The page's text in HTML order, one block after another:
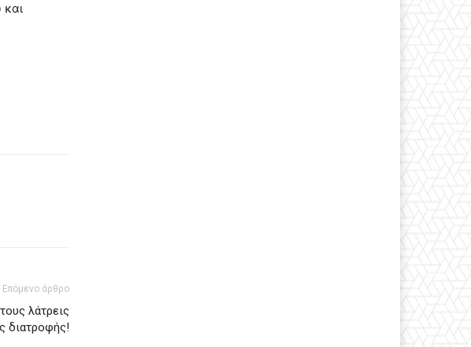
και
Επόμενο άρθρο
λάτρεις
διατροφής!